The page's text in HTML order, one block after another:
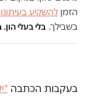
הזמן להשקיע
בשבילך. בלי בעלי
בעקבות הכתבה